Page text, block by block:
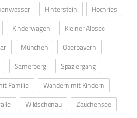
Hinterstein
Hochries
Kinderwagen
Kleiner Alpsee
München
Oberbayern
Samerberg
Spaziergang
Familie
Wandern mit Kindern
Wildschönau
Zauchensee